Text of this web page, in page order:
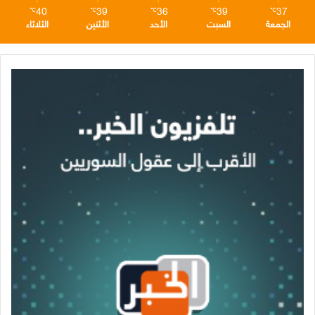
37
℃
الجمعة
39
℃
السبت
36
℃
الأحد
39
℃
الأثنين
40
℃
الثلاثاء